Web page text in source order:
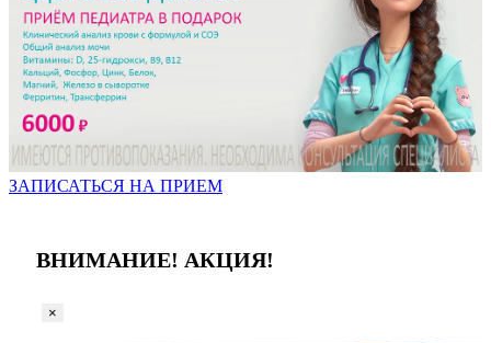
ЗАПИСАТЬСЯ НА ПРИЕМ
ВНИМАНИЕ! АКЦИЯ!
×